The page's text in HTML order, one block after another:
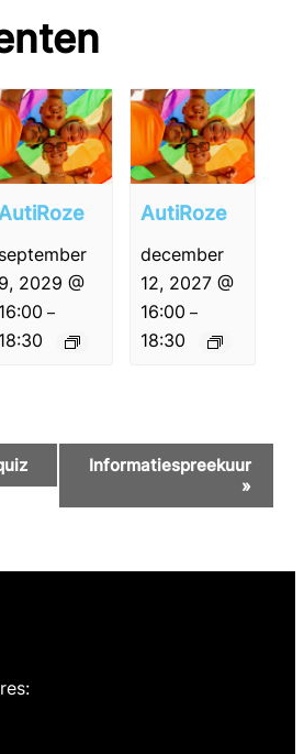
september
9, 2029 @
16:00 –
18:30
AutiRoze
december
12, 2027 @
16:00 –
18:30
Informatiespreekuur
»